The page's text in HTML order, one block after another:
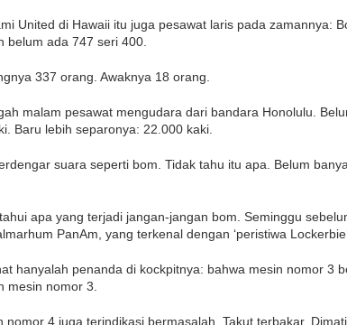
United di Hawaii itu juga pesawat laris pada zamannya:
belum ada 747 seri 400.
337 orang. Awaknya 18 orang.
malam pesawat mengudara dari bandara Honolulu.
Baru lebih separonya: 22.000 kaki.
suara seperti bom. Tidak tahu itu apa. Belum
apa yang terjadi jangan-jangan bom. Seminggu
PanAm, yang terkenal dengan ‘peristiwa
hanyalah penanda di kockpitnya: bahwa mesin nomor 3
mesin nomor 3.
nomor 4 juga terindikasi bermasalah. Takut terbakar.